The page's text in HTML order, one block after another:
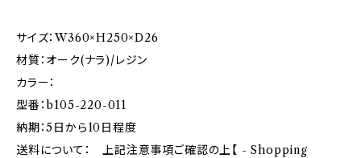
サイズ：W360×H250×D26
材質：オーク(ナラ)/レジン
カラー：
型番：b105-220-011
納期：5日から10日程度
送料について： 上記注意事項ご確認の上【 - Shopping